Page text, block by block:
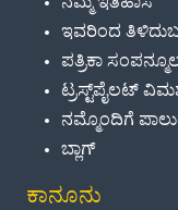
ಇವರಿಂದ
ಪತ್ರಿಕಾ
ಟ್ರಸ್ಟ್‌ಪೈಲಟ್
ನಮ್ಮೊಂದಿಗೆ
ಬ್ಲಾಗ್
ಕಾನೂನು